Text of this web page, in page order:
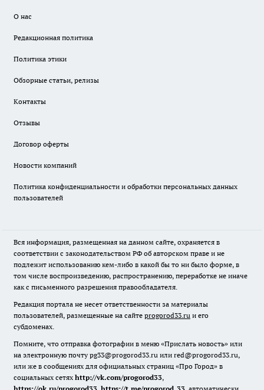
О нас
Редакционная политика
Политика этики
Обзорные статьи, релизы
Контакты
Отзывы
Договор оферты
Новости компаний
Политика конфиденциальности и обработки персональных данных
пользователей
Вся информация, размещенная на данном сайте, охраняется в
соответствии с законодательством РФ об авторском праве и не
подлежит использованию кем-либо в какой бы то ни было форме, в
том числе воспроизведению, распространению, переработке не иначе
как с письменного разрешения правообладателя.
Редакция портала не несет ответственности за материалы
пользователей, размещенные на сайте progorod33.ru и его
субдоменах.
Помните, что отправка фотографии в меню «Прислать новость» или
на электронную почту pg33@progorod33.ru или red@progorod33.ru,
или же в сообщениях для официальных страниц «Про Город» в
социальных сетях http://vk.com/progorod33,